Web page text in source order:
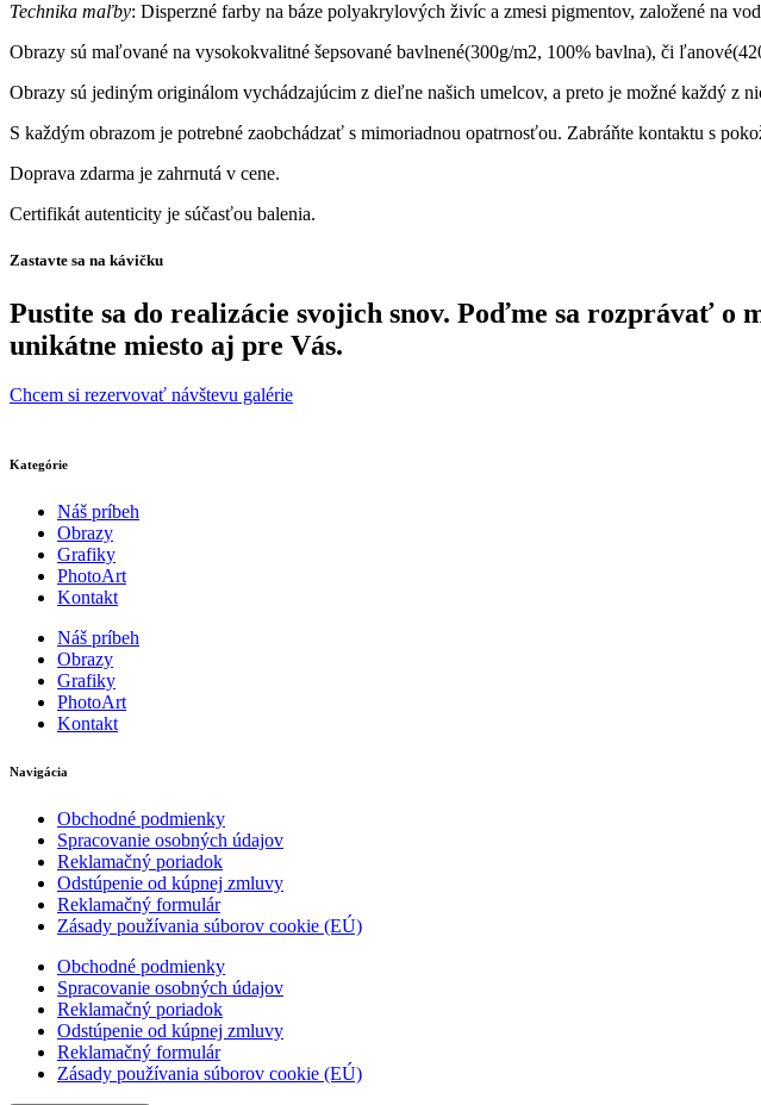
Technika maľby: Disperzné farby na báze polyakrylových živíc a zmesi pigmentov, založené na
Obrazy sú maľované na vysokokvalitné šepsované bavlnené(300g/m2, 100% bavlna), či
Obrazy sú jediným originálom vychádzajúcim z dieľne našich umelcov, a preto je možné každý z
S každým obrazom je potrebné zaobchádzať s mimoriadnou opatrnosťou. Zabráňte kontaktu s
Doprava zdarma je zahrnutá v cene.
Certifikát autenticity je súčasťou balenia.
Zastavte sa na kávičku
Pustite sa do realizácie svojich snov. Poďme sa rozprávať
unikátne miesto aj pre Vás.
Chcem si rezervovať návštevu galérie
Kategórie
Náš príbeh
Obrazy
Grafiky
PhotoArt
Kontakt
Náš príbeh
Obrazy
Grafiky
PhotoArt
Kontakt
Navigácia
Obchodné podmienky
Spracovanie osobných údajov
Reklamačný poriadok
Odstúpenie od kúpnej zmluvy
Reklamačný formulár
Zásady používania súborov cookie (EÚ)
Obchodné podmienky
Spracovanie osobných údajov
Reklamačný poriadok
Odstúpenie od kúpnej zmluvy
Reklamačný formulár
Zásady používania súborov cookie (EÚ)